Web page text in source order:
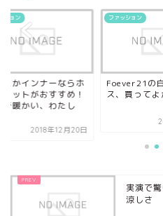
ション
たかインナーならホ
コットがおすすめ！
で暖かい、わたし
2018年12月20日
ファッション
Foever21の
ス、買ってよ
実演で
涼しさ